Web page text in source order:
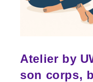
Atelier by
son corps,